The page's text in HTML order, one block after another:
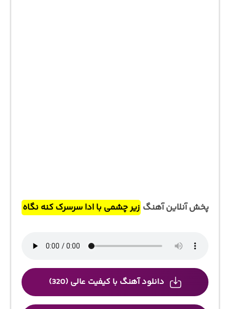
پخش آنلاین آهنگ زیر چشمی با ادا سرسرک کنه نگاه
دانلود آهنگ با کیفیت عالی (320)